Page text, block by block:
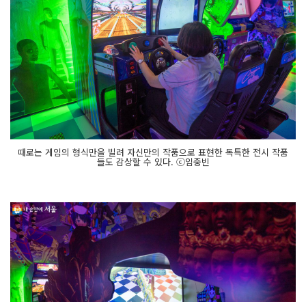
때로는 게임의 형식만을 빌려 자신만의 작품으로 표현한 독특한 전시 작품
들도 감상할 수 있다. ⓒ임중빈